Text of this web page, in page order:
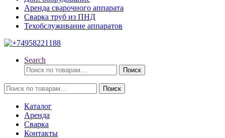
Аренда сварочного аппарата
Сварка труб из ПНД
Техобслуживание аппаратов
Search
Искать:
Поиск
Искать: Поиск
Каталог
Аренда
Сварка
Контакты